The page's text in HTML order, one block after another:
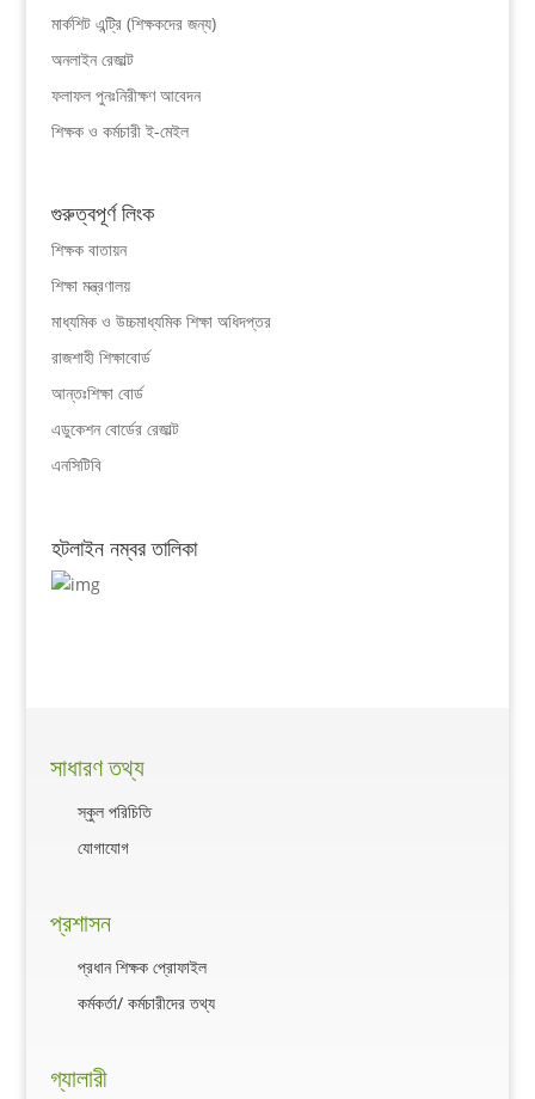
মার্কশিট এন্ট্রি (শিক্ষকদের জন্য)
অনলাইন রেজাল্ট
ফলাফল পুনঃনিরীক্ষণ আবেদন
শিক্ষক ও কর্মচারী ই-মেইল
গুরুত্বপূর্ণ লিংক
শিক্ষক বাতায়ন
শিক্ষা মন্ত্রণালয়
মাধ্যমিক ও উচ্চমাধ্যমিক শিক্ষা অধিদপ্তর
রাজশাহী শিক্ষাবোর্ড
আন্তঃশিক্ষা বোর্ড
এডুকেশন বোর্ডের রেজাল্ট
এনসিটিবি
হটলাইন নম্বর তালিকা
সাধারণ তথ্য
স্কুল পরিচিতি
যোগাযোগ
প্রশাসন
প্রধান শিক্ষক প্রোফাইল
কর্মকর্তা/ কর্মচারীদের তথ্য
গ্যালারী